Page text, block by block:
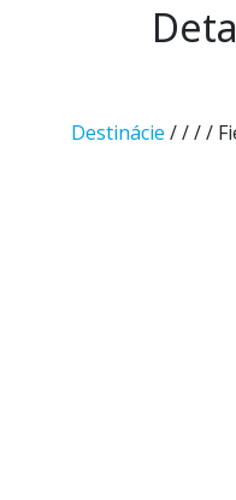
Destinácie ////